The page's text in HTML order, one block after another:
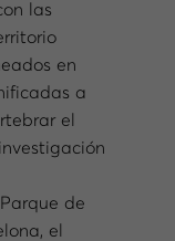
las
en
a
el
de
el